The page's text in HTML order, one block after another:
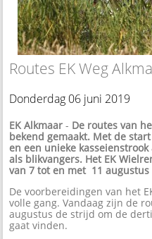
Routes EK Weg
Donderdag 06 juni 2019
EK Alkmaar - De routes van
bekend gemaakt. Met de
en een unieke
als blikvangers. Het EK
van 7 tot en met 11 augustus
De voorbereidingen van het
volle gang. Vandaag zijn de
augustus de strijd om de
gaat vinden.